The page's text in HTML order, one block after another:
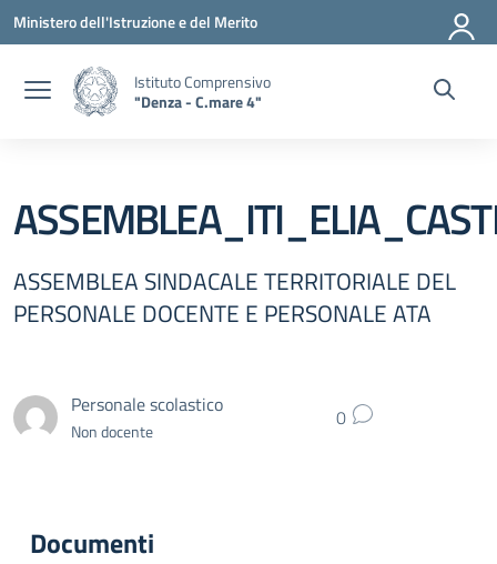
Vai ai contenuti
Vai al menu di navigazione
Vai al footer
Ministero dell'Istruzione e del Merito
Istituto Comprensivo
"Denza - C.mare 4"
ASSEMBLEA SINDACALE TERRITORIALE DEL
PERSONALE DOCENTE E PERSONALE ATA
Personale scolastico
Non docente 0
Documenti